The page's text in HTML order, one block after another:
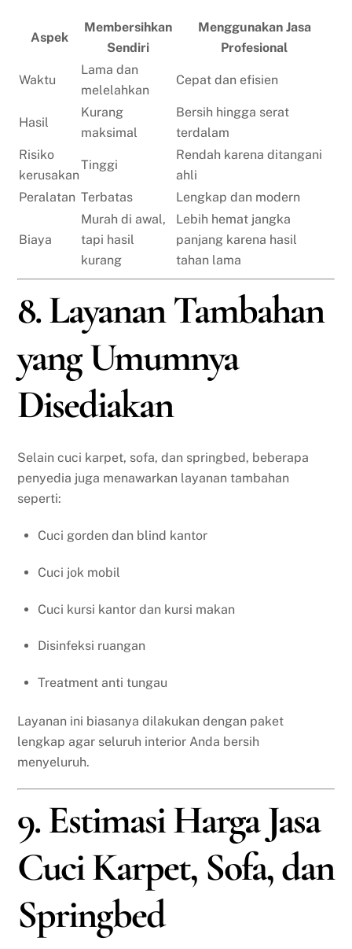
Aspek
Membersihkan
Sendiri
Menggunakan Jasa
Profesional
Waktu
Lama dan
melelahkan
Cepat dan efisien
Hasil
Kurang
maksimal
Bersih hingga serat
terdalam
Risiko
kerusakan
Tinggi
Rendah karena ditangani
ahli
Peralatan Terbatas Lengkap dan modern
Biaya
Murah di awal,
tapi hasil
kurang
Lebih hemat jangka
panjang karena hasil
tahan lama
8. Layanan Tambahan
yang Umumnya
Disediakan
Selain cuci karpet, sofa, dan springbed, beberapa
penyedia juga menawarkan layanan tambahan
seperti:
Cuci gorden dan blind kantor
Cuci jok mobil
Cuci kursi kantor dan kursi makan
Disinfeksi ruangan
Treatment anti tungau
Layanan ini biasanya dilakukan dengan paket
lengkap agar seluruh interior Anda bersih
menyeluruh.
9. Estimasi Harga Jasa
Cuci Karpet, Sofa, dan
Springbed